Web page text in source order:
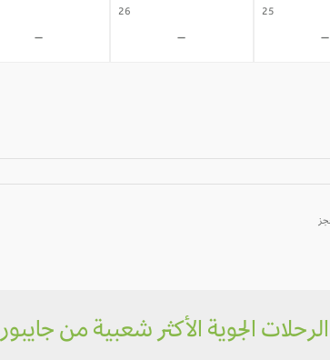
25
-
26
-
-
الرحلات الجوية الأكثر شعبية من جايبور